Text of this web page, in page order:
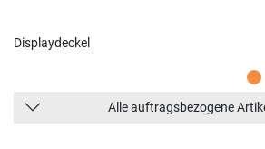
Displaydeckel
Alle auftragsbezogene